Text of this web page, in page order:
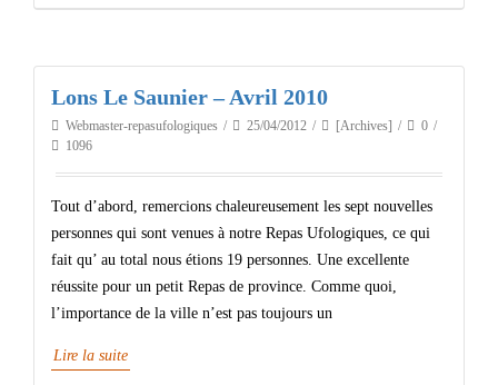
Lons Le Saunier – Avril 2010
Webmaster-repasufologiques 25/04/2012 [Archives]
0
1096
Tout d’abord, remercions chaleureusement les sept nouvelles
personnes qui sont venues à notre Repas Ufologiques, ce qui
fait qu’ au total nous étions 19 personnes. Une excellente
réussite pour un petit Repas de province. Comme quoi,
l’importance de la ville n’est pas toujours un
Lire la suite